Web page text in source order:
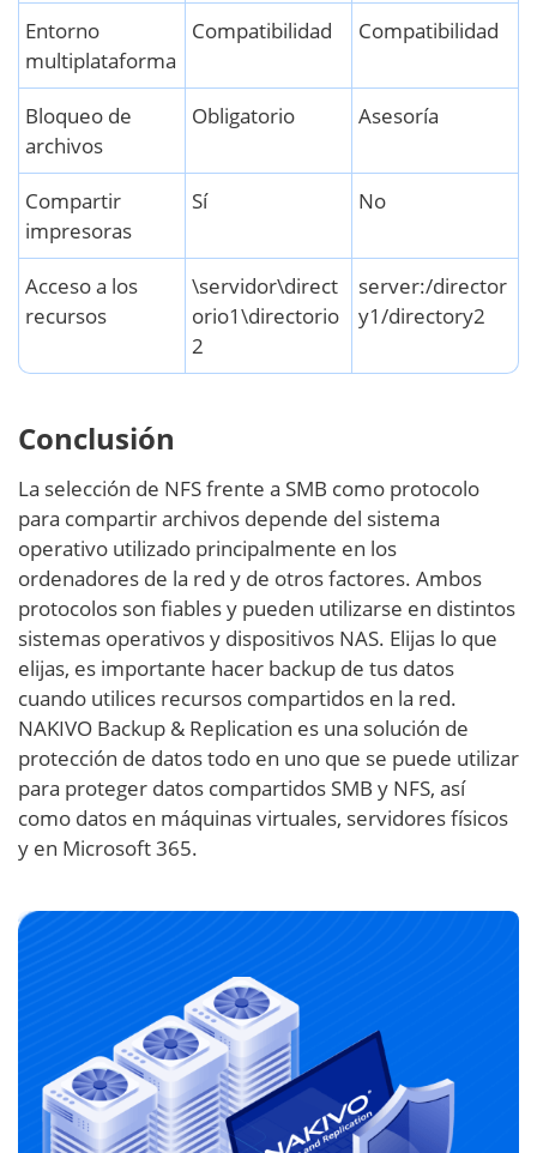
Entorno
multiplataforma
Compatibilidad Compatibilidad
Bloqueo de
archivos
Obligatorio Asesoría
Compartir
impresoras
Sí No
Acceso a los
recursos
\servidor\direct
orio1\directorio
2
server:/director
y1/directory2
Conclusión
La selección de NFS frente a SMB como protocolo
para compartir archivos depende del sistema
operativo utilizado principalmente en los
ordenadores de la red y de otros factores. Ambos
protocolos son fiables y pueden utilizarse en distintos
sistemas operativos y dispositivos NAS. Elijas lo que
elijas, es importante hacer backup de tus datos
cuando utilices recursos compartidos en la red.
NAKIVO Backup & Replication es una solución de
protección de datos todo en uno que se puede utilizar
para proteger datos compartidos SMB y NFS, así
como datos en máquinas virtuales, servidores físicos
y en Microsoft 365.